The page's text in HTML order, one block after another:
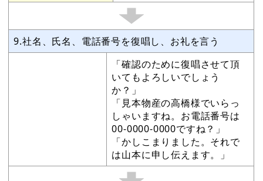
9.社名、氏名、電話番号を復唱し、お礼を言う
「確認のために復唱させて頂
いてもよろしいでしょう
か？」
「見本物産の高橋様でいらっ
しゃいますね。お電話番号は
00-0000-0000ですね？」
「かしこまりました。それで
は山本に申し伝えます。」